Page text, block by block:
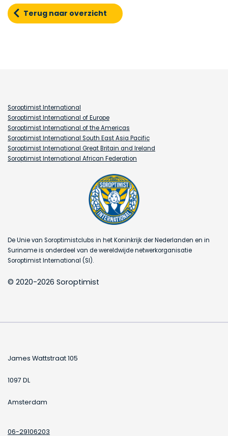
Terug naar overzicht
Soroptimist International
Soroptimist International of Europe
Soroptimist International of the Americas
Soroptimist International South East Asia Pacific
Soroptimist International Great Britain and Ireland
Soroptimist International African Federation
De Unie van Soroptimistclubs in het Koninkrijk der Nederlanden en in
Suriname is onderdeel van de wereldwijde netwerkorganisatie
Soroptimist International (SI).
© 2020-2026 Soroptimist
James Wattstraat 105
1097 DL
Amsterdam
06-29106203